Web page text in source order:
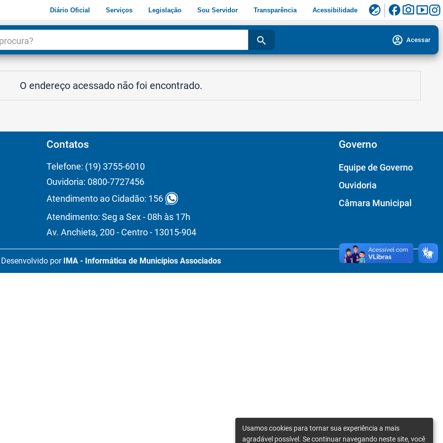
Diário Oficial Serviços Legislação Sou Servidor Transparência Acessibilidade flaky facebookphoto_camerasmart_display
search account_circle Acessar
O endereço acessado não foi encontrado.
Contatos
Telefone: (19) 3755-6010
Ouvidoria: 0800-7727456
Atendimento ao Cidadão: 156
Atendimento: Seg a Sex - 08h às 17h
Av. Anchieta, 200 - Centro - 13015-904
Governo
Equipe de Governo
Ouvidoria
Câmara Municipal
Desenvolvido por IMA - Informática de Municípios Associados
Usamos cookies para tornar sua experiência a mais
agradável possível. Se continuar navegando neste site, você